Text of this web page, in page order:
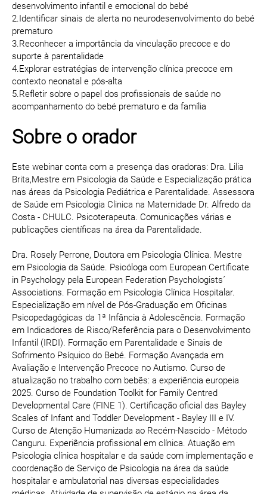
desenvolvimento infantil e emocional do bebé
2.Identificar sinais de alerta no neurodesenvolvimento do bebé
prematuro
3.Reconhecer a importância da vinculação precoce e do
suporte à parentalidade
4.Explorar estratégias de intervenção clínica precoce em
contexto neonatal e pós-alta
5.Refletir sobre o papel dos profissionais de saúde no
acompanhamento do bebé prematuro e da família
Sobre o orador
Este webinar conta com a presença das oradoras: Dra. Lilia
Brita,Mestre em Psicologia da Saúde e Especialização prática
nas áreas da Psicologia Pediátrica e Parentalidade. Assessora
de Saúde em Psicologia Clinica na Maternidade Dr. Alfredo da
Costa - CHULC. Psicoterapeuta. Comunicações várias e
publicações científicas na área da Parentalidade.
Dra. Rosely Perrone, Doutora em Psicologia Clínica. Mestre
em Psicologia da Saúde. Psicóloga com European Certificate
in Psychology pela European Federation Psychologists´
Associations. Formação em Psicologia Clínica Hospitalar.
Especialização em nível de Pós-Graduação em Oficinas
Psicopedagógicas da 1ª Infância à Adolescência. Formação
em Indicadores de Risco/Referência para o Desenvolvimento
Infantil (IRDI). Formação em Parentalidade e Sinais de
Sofrimento Psíquico do Bebé. Formação Avançada em
Avaliação e Intervenção Precoce no Autismo. Curso de
atualização no trabalho com bebês: a experiência europeia
2025. Curso de Foundation Toolkit for Family Centred
Developmental Care (FINE 1). Certificação oficial das Bayley
Scales of Infant and Toddler Development - Bayley III e IV.
Curso de Atenção Humanizada ao Recém-Nascido - Método
Canguru. Experiência profissional em clínica. Atuação em
Psicologia clínica hospitalar e da saúde com implementação e
coordenação de Serviço de Psicologia na área da saúde
hospitalar e ambulatorial nas diversas especialidades